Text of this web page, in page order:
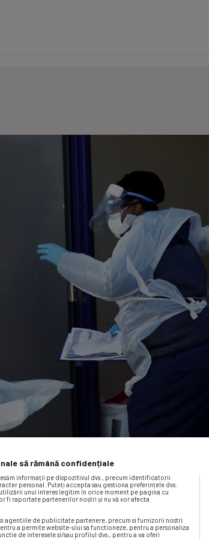
să rămână confidențiale
informații pe dispozitivul dvs., precum identificatorii
personal. Puteți accepta sau gestiona preferințele dvs.
unui interes legitim în orice moment pe pagina cu
fi raportate partenerilor noștri și nu vă vor afecta
agentiile de publicitate partenere, precum si furnizorii nostri
a permite website-ului sa functioneze, pentru a personaliza
de interesele si/sau profilul dvs., pentru a va oferi